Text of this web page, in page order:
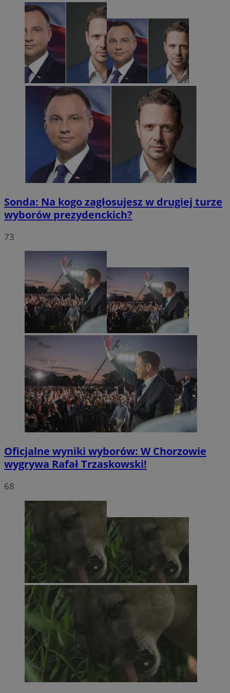
Sonda: Na kogo zagłosujesz w drugiej turze
wyborów prezydenckich?
73
Oficjalne wyniki wyborów: W Chorzowie
wygrywa Rafał Trzaskowski!
68